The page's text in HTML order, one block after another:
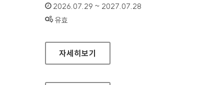
인증기간 :
2026.07.29 ~ 2027.07.28
상태 :
유효
방송문화진흥회
자세히보기